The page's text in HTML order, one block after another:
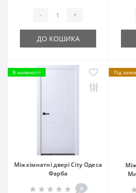
- +
ДО КОШИКА
В наявності
Міжкімнатні двері City Одеса
Фарба
0
Під